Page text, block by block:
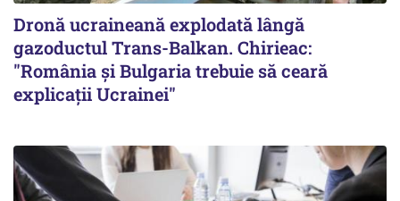
Dronă ucraineană explodată lângă
gazoductul Trans-Balkan. Chirieac:
"România și Bulgaria trebuie să ceară
explicații Ucrainei"